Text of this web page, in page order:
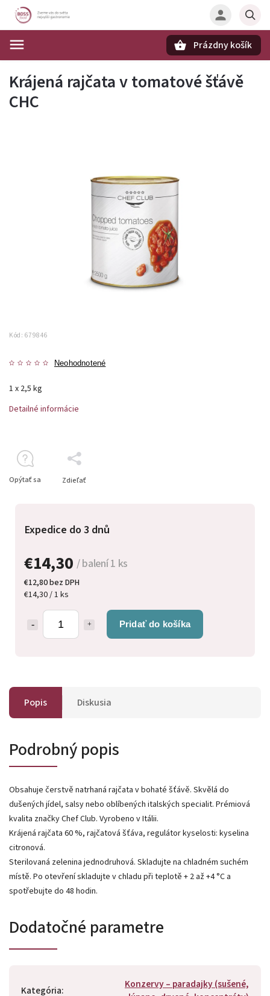
Prázdny košík
Krájená rajčata v tomatové šťávě
CHC
Kód: 679846
Neohodnotené
€14,30 / balení 1 ks
€12,80 bez DPH
€14,30 / 1 ks
Pridať do košíka
Expedice do 3 dnů
1 x 2,5 kg
Detailné informácie
Opýtať sa Zdieľať
Popis Diskusia
Podrobný popis
Obsahuje čerstvě natrhaná rajčata v bohaté šťávě. Skvělá do
dušených jídel, salsy nebo oblíbených italských specialit. Prémiová
kvalita značky Chef Club. Vyrobeno v Itálii.
Krájená rajčata 60 %, rajčatová šťáva, regulátor kyselosti: kyselina
citronová.
Sterilovaná zelenina jednodruhová. Skladujte na chladném suchém
místě. Po otevření skladujte v chladu při teplotě + 2 až +4 °C a
spotřebujte do 48 hodin.
Dodatočné parametre
Kategória:
Konzervy – paradajky (sušené,